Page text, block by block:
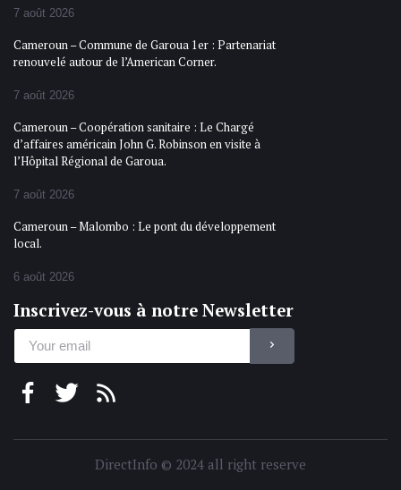
7 août 2026
Cameroun – Commune de Garoua 1er : Partenariat
renouvelé autour de l’American Corner.
7 août 2026
Cameroun – Coopération sanitaire : Le Chargé
d’affaires américain John G. Robinson en visite à
l’Hôpital Régional de Garoua.
7 août 2026
Cameroun – Malombo : Le pont du développement
local.
6 août 2026
Inscrivez-vous à notre Newsletter
DirectInfo © 2024 all right reserve